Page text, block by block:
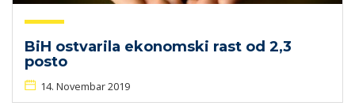
BiH ostvarila ekonomski rast od 2,3
posto
14. Novembar 2019